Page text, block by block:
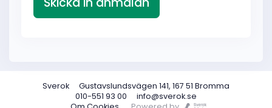
Sverok
Gustavslundsvägen 141, 167 51 Bromma
010-551 93 00
info@sverok.se